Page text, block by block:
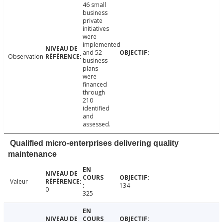
Observation
46 small
business
private
initiatives
were
implemented
and 52
business
plans
were
financed
through
210
identified
and
assessed.
Qualified micro-enterprises delivering quality
maintenance
Valeur
0
325
134